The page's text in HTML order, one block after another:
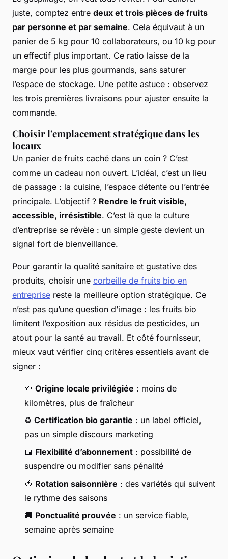
juste, comptez entre deux et trois pièces de fruits
par personne et par semaine. Cela équivaut à un
panier de 5 kg pour 10 collaborateurs, ou 10 kg pour
un effectif plus important. Ce ratio laisse de la
marge pour les plus gourmands, sans saturer
l’espace de stockage. Une petite astuce : observez
les trois premières livraisons pour ajuster ensuite la
commande.
Choisir l'emplacement stratégique dans les
locaux
Un panier de fruits caché dans un coin ? C’est
comme un cadeau non ouvert. L’idéal, c’est un lieu
de passage : la cuisine, l’espace détente ou l’entrée
principale. L’objectif ? Rendre le fruit visible,
accessible, irrésistible. C’est là que la culture
d’entreprise se révèle : un simple geste devient un
signal fort de bienveillance.
Pour garantir la qualité sanitaire et gustative des
produits, choisir une corbeille de fruits bio en
entreprise reste la meilleure option stratégique. Ce
n’est pas qu’une question d’image : les fruits bio
limitent l’exposition aux résidus de pesticides, un
atout pour la santé au travail. Et côté fournisseur,
mieux vaut vérifier cinq critères essentiels avant de
signer :
🌱 Origine locale privilégiée : moins de
kilomètres, plus de fraîcheur
♻️ Certification bio garantie : un label officiel,
pas un simple discours marketing
📅 Flexibilité d’abonnement : possibilité de
suspendre ou modifier sans pénalité
🍅 Rotation saisonnière : des variétés qui suivent
le rythme des saisons
🚚 Ponctualité prouvée : un service fiable,
semaine après semaine